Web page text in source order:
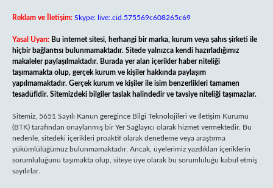
Reklam ve İletişim: Skype: live:.cid.575569c608265c69
Yasal Uyarı: Bu internet sitesi, herhangi bir marka, kurum veya şahıs şirketi ile
hiçbir bağlantısı bulunmamaktadır. Sitede yalnızca kendi hazırladığımız
makaleler paylaşılmaktadır. Burada yer alan içerikler haber niteliği
taşımamakta olup, gerçek kurum ve kişiler hakkında paylaşım
yapılmamaktadır. Gerçek kurum ve kişiler ile isim benzerlikleri tamamen
tesadüfidir. Sitemizdeki bilgiler taslak halindedir ve tavsiye niteliği taşımazlar.
Sitemiz, 5651 Sayılı Kanun gereğince Bilgi Teknolojileri ve İletişim Kurumu
(BTK) tarafından onaylanmış bir Yer Sağlayıcı olarak hizmet vermektedir. Bu
nedenle, sitedeki içerikleri proaktif olarak denetleme veya araştırma
yükümlülüğümüz bulunmamaktadır. Ancak, üyelerimiz yazdıkları içeriklerin
sorumluluğunu taşımakta olup, siteye üye olarak bu sorumluluğu kabul etmiş
sayılırlar.